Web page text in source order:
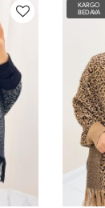
KARGO
BEDAVA